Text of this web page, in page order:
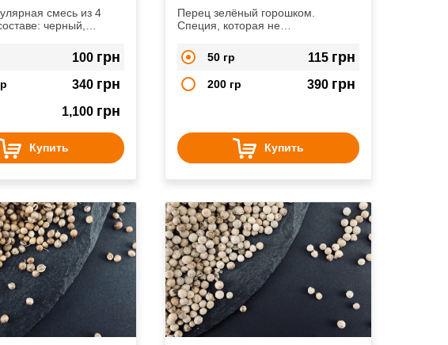
смесь из 4
черный,
100 грн
340 грн
1,100 грн
Купить
Перец зелёный горошком.
Специя, которая не
50 гр 115 грн
200 гр 390 грн
Купить